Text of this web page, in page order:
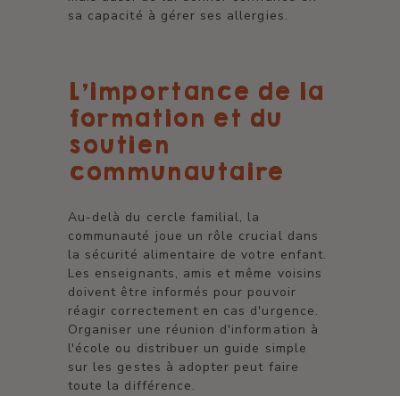
sa capacité à gérer ses allergies.
L'importance de la
formation et du
soutien
communautaire
Au-delà du cercle familial, la
communauté joue un rôle crucial dans
la sécurité alimentaire de votre enfant.
Les enseignants, amis et même voisins
doivent être informés pour pouvoir
réagir correctement en cas d'urgence.
Organiser une réunion d'information à
l'école ou distribuer un guide simple
sur les gestes à adopter peut faire
toute la différence.